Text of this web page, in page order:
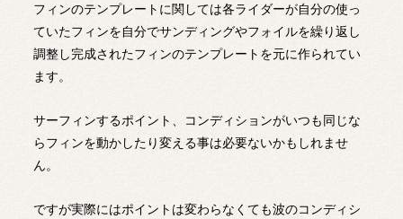
フィンのテンプレートに関しては各ライダーが自分の使っ
ていたフィンを自分でサンディングやフォイルを繰り返し
調整し完成されたフィンのテンプレートを元に作られてい
ます。
サーフィンするポイント、コンディションがいつも同じな
らフィンを動かしたり変える事は必要ないかもしれませ
ん。
ですが実際にはポイントは変わらなくても波のコンディシ